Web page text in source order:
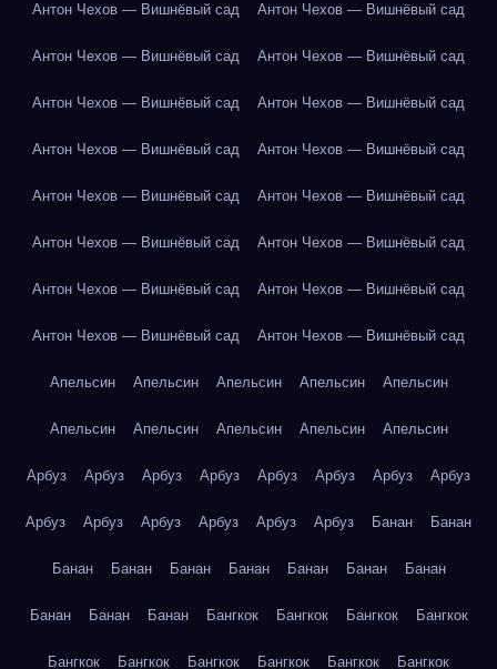
Антон Чехов — Вишнёвый сад Антон Чехов — Вишнёвый сад
Антон Чехов — Вишнёвый сад Антон Чехов — Вишнёвый сад
Антон Чехов — Вишнёвый сад Антон Чехов — Вишнёвый сад
Антон Чехов — Вишнёвый сад Антон Чехов — Вишнёвый сад
Антон Чехов — Вишнёвый сад Антон Чехов — Вишнёвый сад
Антон Чехов — Вишнёвый сад Антон Чехов — Вишнёвый сад
Антон Чехов — Вишнёвый сад Антон Чехов — Вишнёвый сад
Антон Чехов — Вишнёвый сад Антон Чехов — Вишнёвый сад
Апельсин Апельсин Апельсин Апельсин Апельсин
Апельсин Апельсин Апельсин Апельсин Апельсин
Арбуз Арбуз Арбуз Арбуз Арбуз Арбуз Арбуз Арбуз
Арбуз Арбуз Арбуз Арбуз Арбуз Арбуз Банан Банан
Банан Банан Банан Банан Банан Банан Банан
Банан Банан Банан Бангкок Бангкок Бангкок Бангкок
Бангкок Бангкок Бангкок Бангкок Бангкок Бангкок